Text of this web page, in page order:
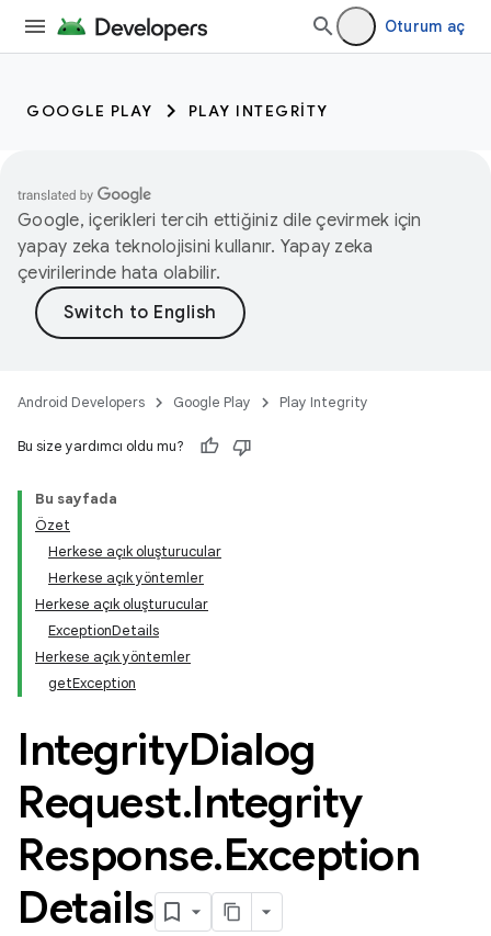
Oturum aç
GOOGLE PLAY PLAY INTEGRITY
Google, içerikleri tercih ettiğiniz dile çevirmek için
yapay zeka teknolojisini kullanır. Yapay zeka
çevirilerinde hata olabilir.
Android Developers Google Play Play Integrity
Bu size yardımcı oldu mu?
Bu sayfada
Özet
Herkese açık oluşturucular
Herkese açık yöntemler
Herkese açık oluşturucular
ExceptionDetails
Herkese açık yöntemler
getException
IntegrityDialog
Request.Integrity
Response.Exception
Details